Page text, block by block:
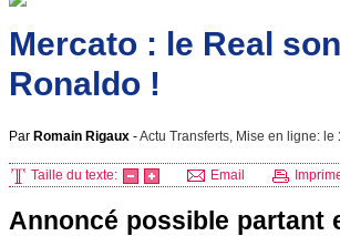
Mercato : le Real
Ronaldo !
Par Romain Rigaux -Actu Transferts, Mise en ligne: le
Taille du texte: Email
Annoncé possible partant